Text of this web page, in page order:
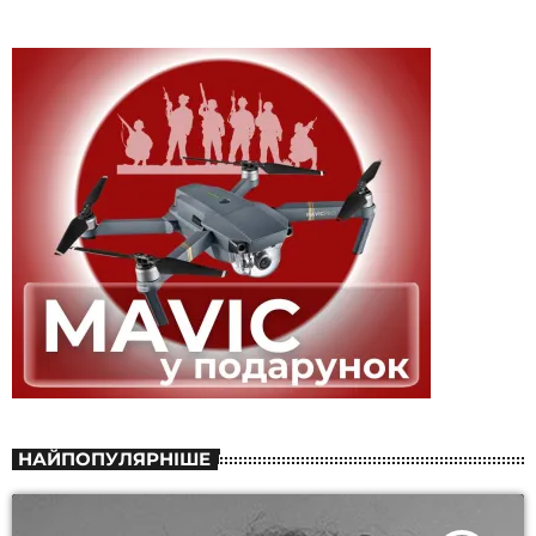
НАЙПОПУЛЯРНІШЕ